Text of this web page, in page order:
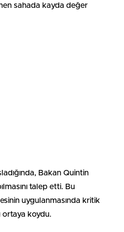
sahada kayda değer
Bakan Quintin
talep etti. Bu
uygulanmasında kritik
koydu.